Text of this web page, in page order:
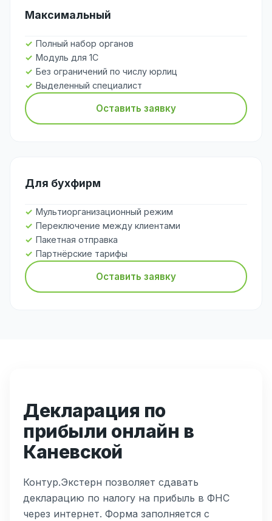
Максимальный
Полный набор органов
Модуль для 1С
Без ограничений по числу юрлиц
Выделенный специалист
Оставить заявку
Для бухфирм
Мультиорганизационный режим
Переключение между клиентами
Пакетная отправка
Партнёрские тарифы
Оставить заявку
Декларация по
прибыли онлайн в
Каневской
Контур.Экстерн позволяет сдавать
декларацию по налогу на прибыль в ФНС
через интернет. Форма заполняется с